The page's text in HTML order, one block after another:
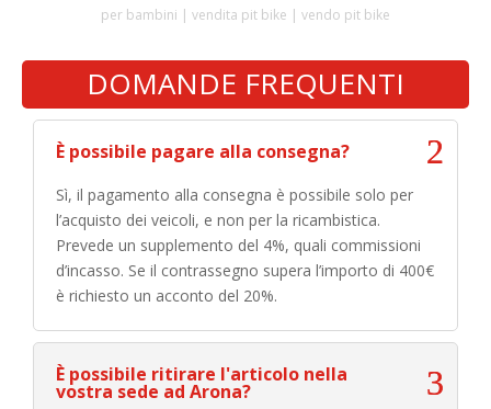
per bambini | vendita pit bike | vendo pit bike
DOMANDE FREQUENTI
È possibile pagare alla consegna?
Sì, il pagamento alla consegna è possibile solo per
l’acquisto dei veicoli, e non per la ricambistica.
Prevede un supplemento del 4%, quali commissioni
d’incasso. Se il contrassegno supera l’importo di 400€
è richiesto un acconto del 20%.
È possibile ritirare l'articolo nella
vostra sede ad Arona?